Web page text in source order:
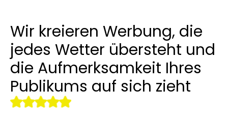
NAP-Visitenkarten
Audyt SEO
Optymalizacja SEO
Allegro-Anzeigen
Umgang mit sozialen Medien
Remarketing
Ein Online Shop für Sie
Server-Verwaltung
tools
Wir kreieren Werbung, die
jedes Wetter übersteht und
die Aufmerksamkeit Ihres
Publikums auf sich zieht